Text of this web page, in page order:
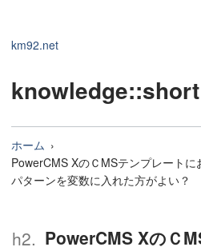
km92.net
knowledge::short
ホーム
PowerCMS XのＣMSテンプレート
パターンを変数に入れた方がよい？
PowerCMS XのＣ